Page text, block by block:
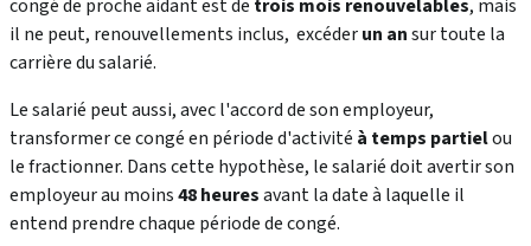
congé de proche aidant est de trois mois renouvelables, mais
il ne peut, renouvellements inclus, excéderun ansur toute la
carrière du salarié.
Le salarié peut aussi, avec l'accord de son employeur,
transformer ce congé en période d'activité à temps partielou
le fractionner. Dans cette hypothèse, le salarié doit avertir son
employeur au moins48 heuresavant la date à laquelle il
entend prendre chaque période de congé.